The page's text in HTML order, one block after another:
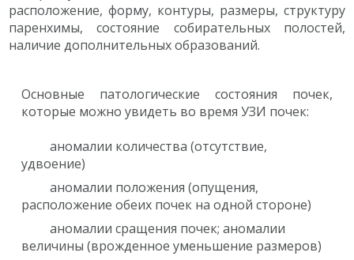
расположение, форму, контуры, размеры, структуру
паренхимы, состояние собирательных полостей,
наличие дополнительных образований.
Основные патологические состояния почек,
которые можно увидеть во время УЗИ почек:
аномалии количества (отсутствие,
удвоение)
аномалии положения (опущения,
расположение обеих почек на одной стороне)
аномалии сращения почек; аномалии
величины (врожденное уменьшение размеров)